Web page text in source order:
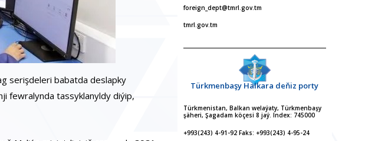
serişdeleri babatda deslapky
fewralynda tassyklanyldy diýip,
foreign_dept@tmrl.gov.tm
tmrl.gov.tm
Türkmenbaşy Halkara deňiz porty
Türkmenistan, Balkan welaýaty, Türkmenbaşy
şäheri, Şagadam köçesi 8 jaý. Index: 745000
+993(243) 4-91-92 Faks: +993(243) 4-95-24